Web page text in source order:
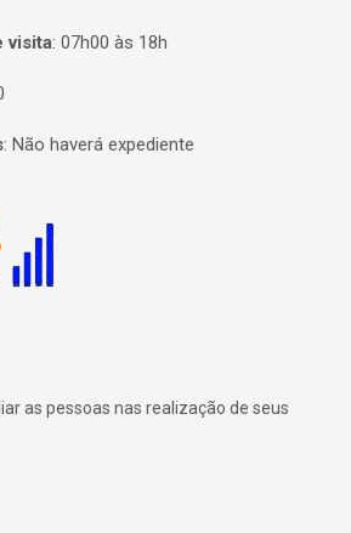
visita: 07h00 às 18h
: Não haverá expediente
as pessoas nas realização de seus